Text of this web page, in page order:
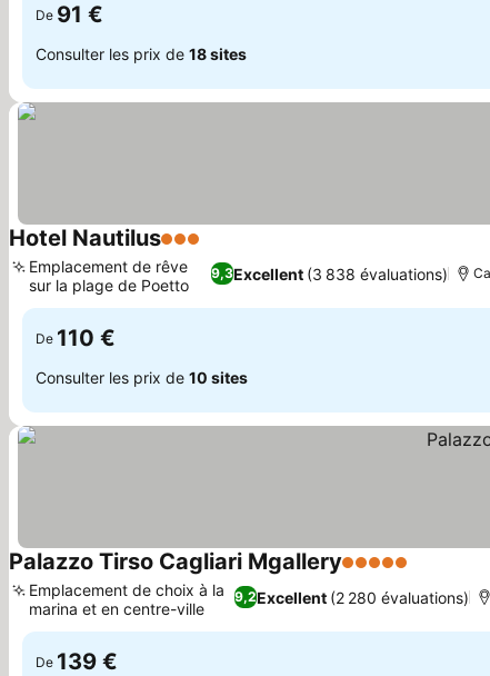
De 91 €
Consulter les prix de 18 sites
Hotel Nautilus3 Étoiles
9,3Excellent (3 838 évaluations)
Emplacement de rêve
sur la plage de Poetto
De 110 €
Consulter les prix de 10 sites
Palazzo Tirso Cagliari Mgallery5 Étoiles
9,2Excellent (2 280 évaluations)
Emplacement de choix à la
marina et en centre-ville
De 139 €